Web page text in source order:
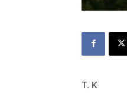
T. K